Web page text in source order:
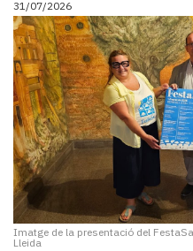
i
turisme
Cultura
Esports
Mai
tant!
TV
i
mitjans
El
temps
Reportatges
31/07/2026
Imatge de la presentació del
Lleida